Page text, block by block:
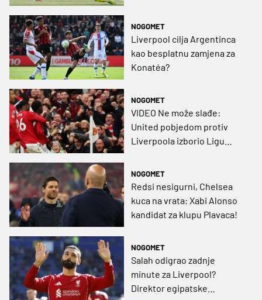
NOGOMET
Liverpool cilja Argentinca
kao besplatnu zamjena za
Konatéa?
NOGOMET
VIDEO Ne može slađe:
United pobjedom protiv
Liverpoola izborio Ligu
NOGOMET
Redsi nesigurni, Chelsea
kuca na vrata: Xabi Alonso
kandidat za klupu Plavaca!
NOGOMET
Salah odigrao zadnje
minute za Liverpool?
Direktor egipatske